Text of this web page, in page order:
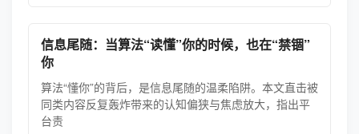
信息尾随：当算法“读懂”你的时候，也在“禁锢”
你
算法“懂你”的背后，是信息尾随的温柔陷阱。本文直击被
同类内容反复轰炸带来的认知偏狭与焦虑放大，指出平
台责